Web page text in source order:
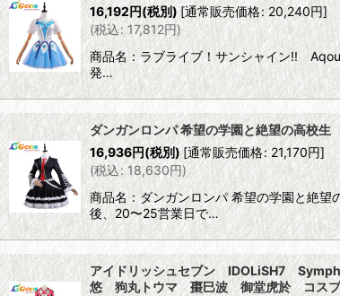
16,192円(税別)[通常販売価格: 20,240円]
(税込: 17,812円)
商品名：ラブライブ！サンシャイン!!
発…
ダンガンロンパ 希望の学園と絶望の高校
16,936円(税別)[通常販売価格: 21,170円]
(税込: 18,630円)
商品名：ダンガンロンパ 希望の学園と絶
後、20〜25営業日で…
アイドリッシュセブン IDOLiSH7
悠 狗丸トウマ 棗巳波 御堂虎於 コスプ